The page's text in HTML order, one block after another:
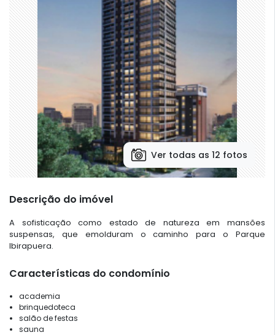
Ver todas as 12 fotos
Descrição do imóvel
A sofisticação como estado de natureza em mansões
suspensas, que emolduram o caminho para o Parque
Ibirapuera.
Características do condomínio
academia
brinquedoteca
salão de festas
sauna